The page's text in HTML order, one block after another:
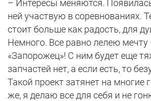
– Интересы меняются.
ней участвую в соревнованиях.
стоит больше как радость, для
Немного. Все равно лелею мечту
«Запорожец»! С ним будет еще
запчастей нет, а если есть, то
Такой проект затянет на многие
же, я делаю все для себя и не